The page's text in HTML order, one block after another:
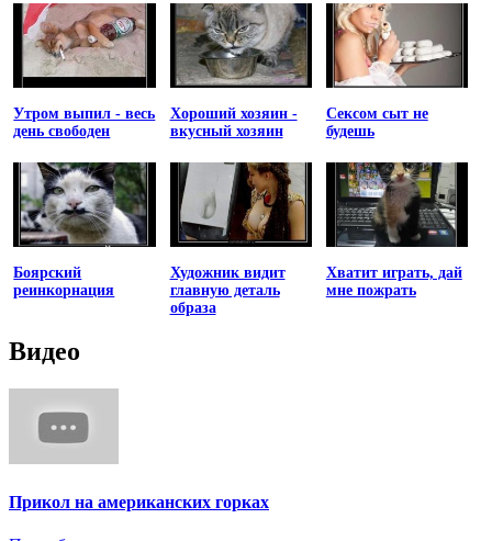
Утром выпил - весь
день свободен
Хороший хозяин -
вкусный хозяин
Сексом сыт не
будешь
Боярский
реинкорнация
Художник видит
главную деталь
образа
Хватит играть, дай
мне пожрать
Видео
Прикол на американских горках